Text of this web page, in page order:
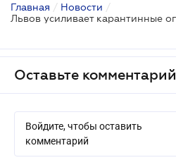
Главная / Новости /
Оставьте комментарий
Войдите, чтобы оставить
комментарий